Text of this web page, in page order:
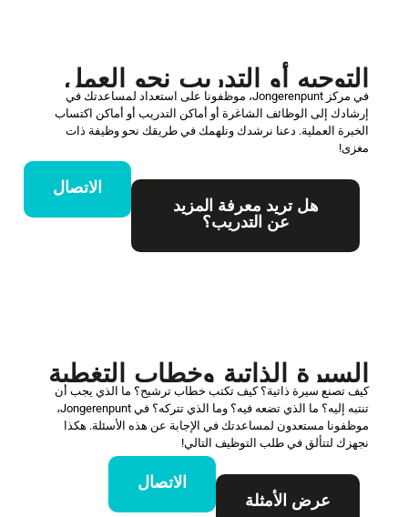
التوجيه أو التدريب نحو العمل
في مركز Jongerenpunt، موظفونا على استعداد لمساعدتك في
إرشادك إلى الوظائف الشاغرة أو أماكن التدريب أو أماكن اكتساب
الخبرة العملية. دعنا نرشدك ونلهمك في طريقك نحو وظيفة ذات
مغزى!
هل تريد معرفة المزيد
عن التدريب؟
الاتصال
السيرة الذاتية وخطاب التغطية
كيف تصنع سيرة ذاتية؟ كيف تكتب خطاب ترشيح؟ ما الذي يجب أن
تنتبه إليه؟ ما الذي تضعه فيه؟ وما الذي تتركه؟ في Jongerenpunt،
موظفونا مستعدون لمساعدتك في الإجابة عن هذه الأسئلة. هكذا
نجهزك لتتألق في طلب التوظيف التالي!
عرض الأمثلة
الاتصال